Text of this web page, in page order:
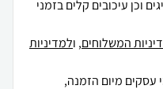
וכן עיכובים קלים בזמני
המשלוחים, ולמדיניות